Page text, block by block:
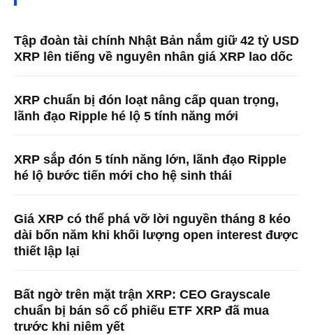
Tập đoàn tài chính Nhật Bản nắm giữ 42 tỷ USD
XRP lên tiếng về nguyên nhân giá XRP lao dốc
XRP chuẩn bị đón loạt nâng cấp quan trọng,
lãnh đạo Ripple hé lộ 5 tính năng mới
XRP sắp đón 5 tính năng lớn, lãnh đạo Ripple
hé lộ bước tiến mới cho hệ sinh thái
Giá XRP có thể phá vỡ lời nguyền tháng 8 kéo
dài bốn năm khi khối lượng open interest được
thiết lập lại
Bất ngờ trên mặt trận XRP: CEO Grayscale
chuẩn bị bán số cổ phiếu ETF XRP đã mua
trước khi niêm yết